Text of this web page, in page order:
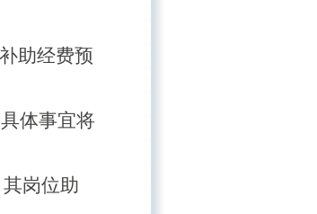
助经费预
体事宜将
岗位助